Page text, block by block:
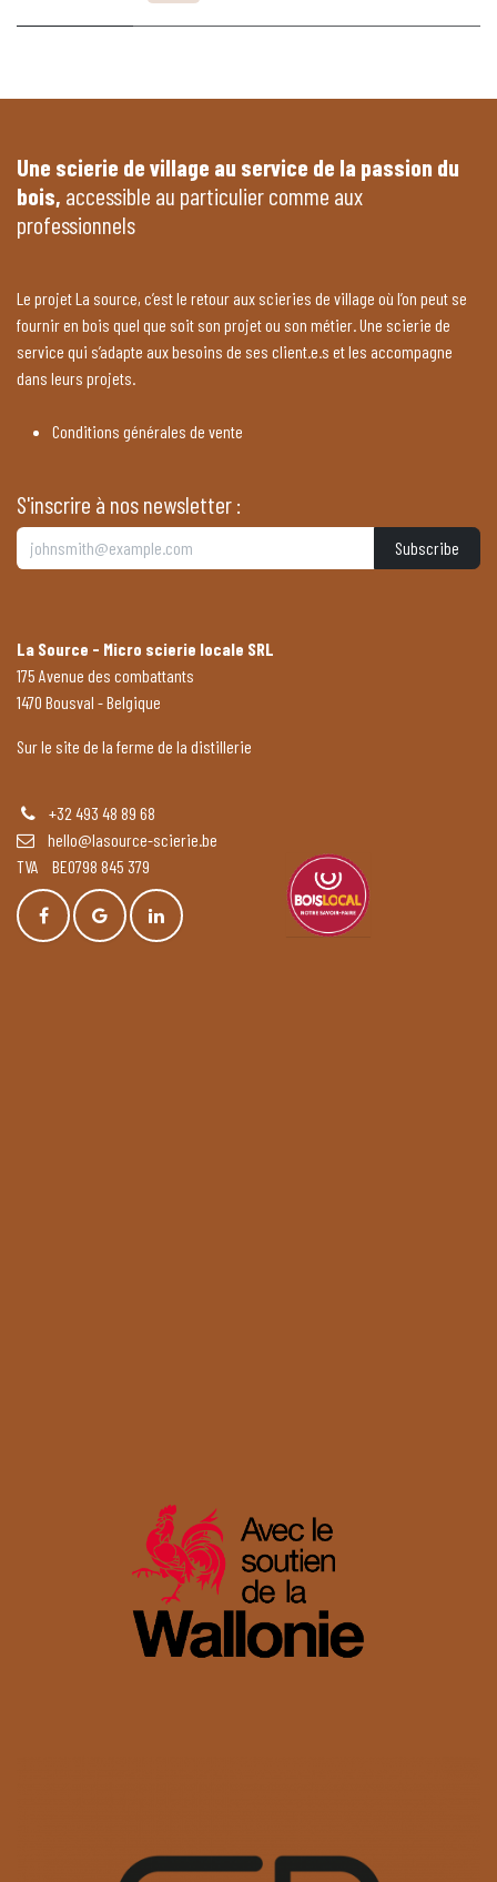
Une scierie de village au service de la passion du
bois, accessible au particulier comme aux
professionnels
Le projet La source, c’est le retour aux scieries de village où l’on peut se
fournir en bois quel que soit son projet ou son métier. Une scierie de
service qui s’adapte aux besoins de ses client.e.s et les accompagne
dans leurs projets.
Conditions générales de vente
S'inscrire à nos newsletter :
Subscribe
La Source - Micro scierie locale SRL
175 Avenue des combattants
1470 Bousval - Belgique
Sur le site de la ferme de la distillerie
+32 493 48 89 68
hello@lasource-scierie.be
TVA BE0798 845 379